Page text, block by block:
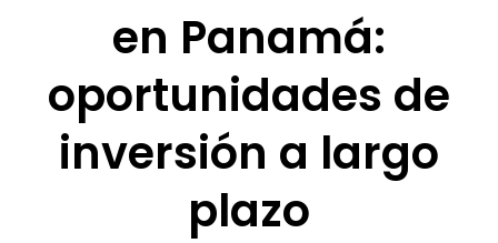
en Panamá:
oportunidades de
inversión a largo
plazo